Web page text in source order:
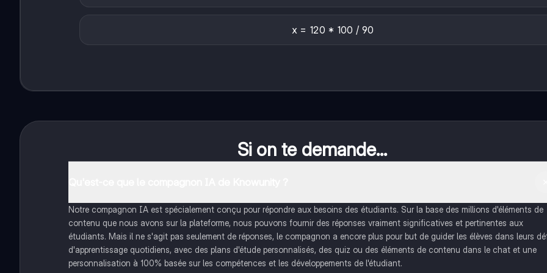
x = 120 * 100 / 90
Si on te demande...
Notre compagnon IA est spécialement conçu pour répondre aux besoins des étudiants. Sur la base des millions d'éléments de
contenu que nous avons sur la plateforme, nous pouvons fournir des réponses vraiment significatives et pertinentes aux
étudiants. Mais il ne s'agit pas seulement de réponses, le compagnon a encore plus pour but de guider les élèves dans leurs
d'apprentissage quotidiens, avec des plans d'étude personnalisés, des quiz ou des éléments de contenu dans le chat et une
personnalisation à 100% basée sur les compétences et les développements de l'étudiant.